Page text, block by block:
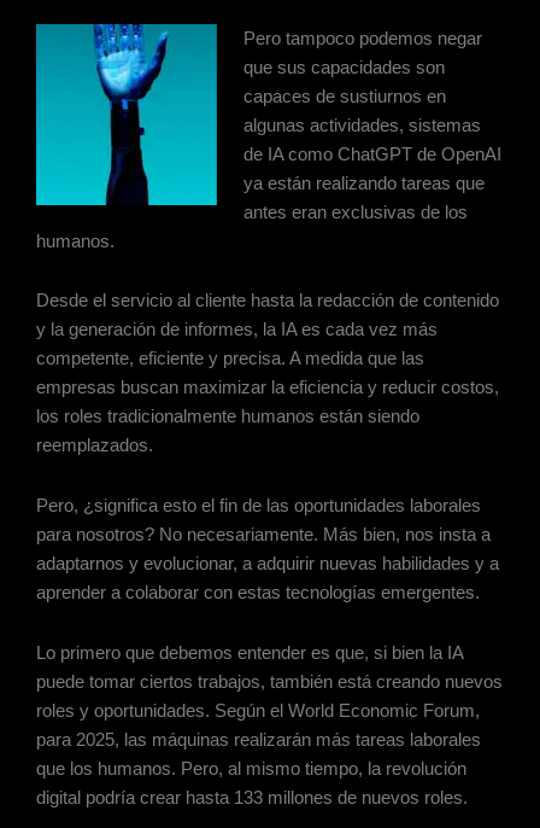
Pero tampoco podemos negar
que sus capacidades son
capaces de sustiurnos en
algunas actividades, sistemas
de IA como ChatGPT de OpenAI
ya están realizando tareas que
antes eran exclusivas de los
humanos.
Desde el servicio al cliente hasta la redacción de contenido
y la generación de informes, la IA es cada vez más
competente, eficiente y precisa. A medida que las
empresas buscan maximizar la eficiencia y reducir costos,
los roles tradicionalmente humanos están siendo
reemplazados.
Pero, ¿significa esto el fin de las oportunidades laborales
para nosotros? No necesariamente. Más bien, nos insta a
adaptarnos y evolucionar, a adquirir nuevas habilidades y a
aprender a colaborar con estas tecnologías emergentes.
Lo primero que debemos entender es que, si bien la IA
puede tomar ciertos trabajos, también está creando nuevos
roles y oportunidades. Según el World Economic Forum,
para 2025, las máquinas realizarán más tareas laborales
que los humanos. Pero, al mismo tiempo, la revolución
digital podría crear hasta 133 millones de nuevos roles.